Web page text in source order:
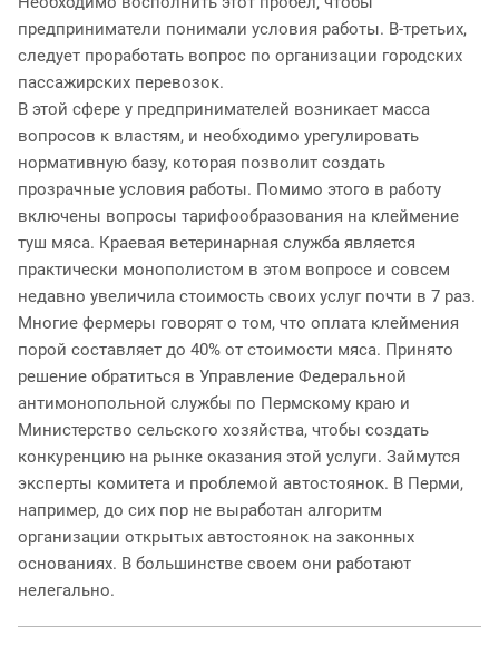
предприниматели понимали условия работы. В­-третьих,
следует проработать вопрос по организации городских
пассажирских перевозок.
В этой сфере у предпринимателей возникает масса
вопросов к властям, и необходимо урегулировать
нормативную базу, которая позволит создать
прозрачные условия работы. Помимо этого в работу
включены вопросы тарифообразования на клеймение
туш мяса. Краевая ветеринарная служба является
практически монополистом в этом вопросе и совсем
недавно увеличила стоимость своих услуг почти в 7 раз.
Многие фермеры говорят о том, что оплата клеймения
порой составляет до 40% от стоимости мяса. Принято
решение обратиться в Управление Федеральной
антимонопольной службы по Пермскому краю и
Министерство сельского хозяйства, чтобы создать
конкуренцию на рынке оказания этой услуги. Займутся
эксперты комитета и проблемой автостоянок. В Перми,
например, до сих пор не выработан алгоритм
организации открытых автостоянок на законных
основаниях. В большинстве своем они работают
нелегально.